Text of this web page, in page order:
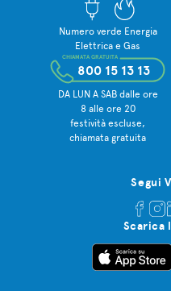
Numero verde Energia
Elettrica e Gas
800 15 13 13
CHIAMATA GRATUITA
DA LUN A SAB dalle ore
8 alle ore 20
festività escluse,
chiamata gratuita
Segui
Scarica